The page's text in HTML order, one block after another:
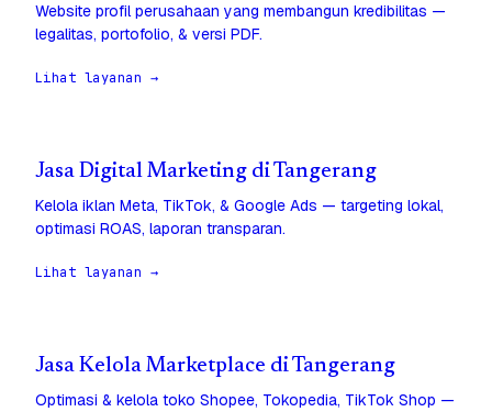
Website profil perusahaan yang membangun kredibilitas —
legalitas, portofolio, & versi PDF.
Lihat layanan →
Jasa Digital Marketing di Tangerang
Kelola iklan Meta, TikTok, & Google Ads — targeting lokal,
optimasi ROAS, laporan transparan.
Lihat layanan →
Jasa Kelola Marketplace di Tangerang
Optimasi & kelola toko Shopee, Tokopedia, TikTok Shop —